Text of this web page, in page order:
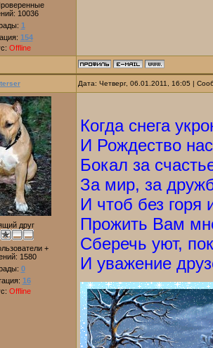
10036
1
154
Offline
Дата: Четверг, 06.01.2011, 16:05 |
друг
+
1580
0
16
Offline
Когда снега
И Рождество
Бокал за
За мир, за
И чтоб без горя
Прожить Вам
Сберечь уют,
И уважение